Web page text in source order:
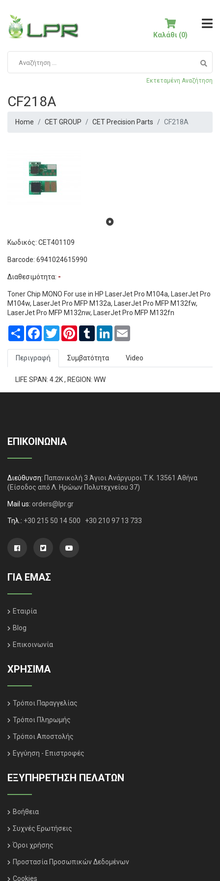
Εκτεταμένη Αναζήτηση
Καλάθι (0)
CF218A
Home CET GROUP CET Precision Parts CF218A
Κωδικός: CET401109
Barcode: 6941024615990
Διαθεσιμότητα: -
Toner Chip MONO For use in HP LaserJet Pro M104a, LaserJet Pro
M104w, LaserJet Pro MFP M132a, LaserJet Pro MFP M132fw,
LaserJet Pro MFP M132nw, LaserJet Pro MFP M132fn
Share Facebook
TwitterPinterestTumblrLinkedIn
Περιγραφή Συμβατότητα Video
LIFE SPAN: 4.2K , REGION: WW
ΕΠΙΚΟΙΝΩΝΙΑ
Διεύθυνση: Παπανικολή 3 Άγιοι Ανάργυροι Τ.Κ. 13561 Αθήνα
(Είσοδος από Λ. Ηρώων Πολυτεχνείου 37)
Mail us: orders@lpr.gr
Τηλ.: +30 215 50 14 500 +30 210 97 13 733
ΓΙΑ ΕΜΑΣ
Εταιρία
Blog
Επικοινωνία
ΧΡΗΣΙΜΑ
Τρόποι Παραγγελίας
Τρόποι Πληρωμής
Τρόποι Αποστολής
Εγγύηση - Επιστροφές
ΕΞΥΠΗΡΈΤΗΣΗ ΠΕΛΑΤΏΝ
Βοήθεια
Συχνές Ερωτήσεις
Όροι χρήσης
Προστασία Προσωπικών Δεδομένων
Cookies